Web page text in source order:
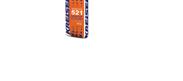
Толщина слоя нанесения, мм